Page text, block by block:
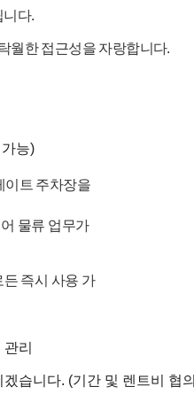
니다.
월한 접근성을 자랑합니다.
가능)
이트 주차장을
물류 업무가
든 즉시 사용 가
관리
겠습니다. (기간 및 렌트비 협의